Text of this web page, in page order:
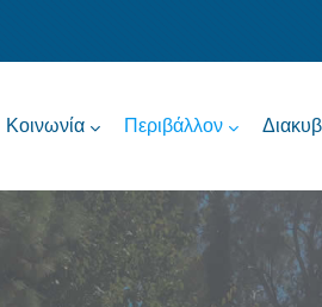
Κοινωνία Περιβάλλον